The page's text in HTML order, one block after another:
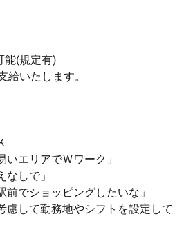
能(規定有)
いたします。
いエリアでＷワーク」
なしで」
前でショッピングしたいな」
慮して勤務地やシフトを設定して